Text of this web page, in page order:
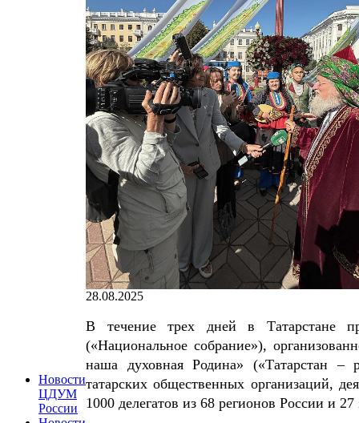
Новости
ЦДУМ
России
28.08.2025
В течение трех дней в Татарстане
(«Национальное собрание»),
наша духовная Родина» («Татарстан
татарских общественных организаций,
1000 делегатов из 68 регионов России и